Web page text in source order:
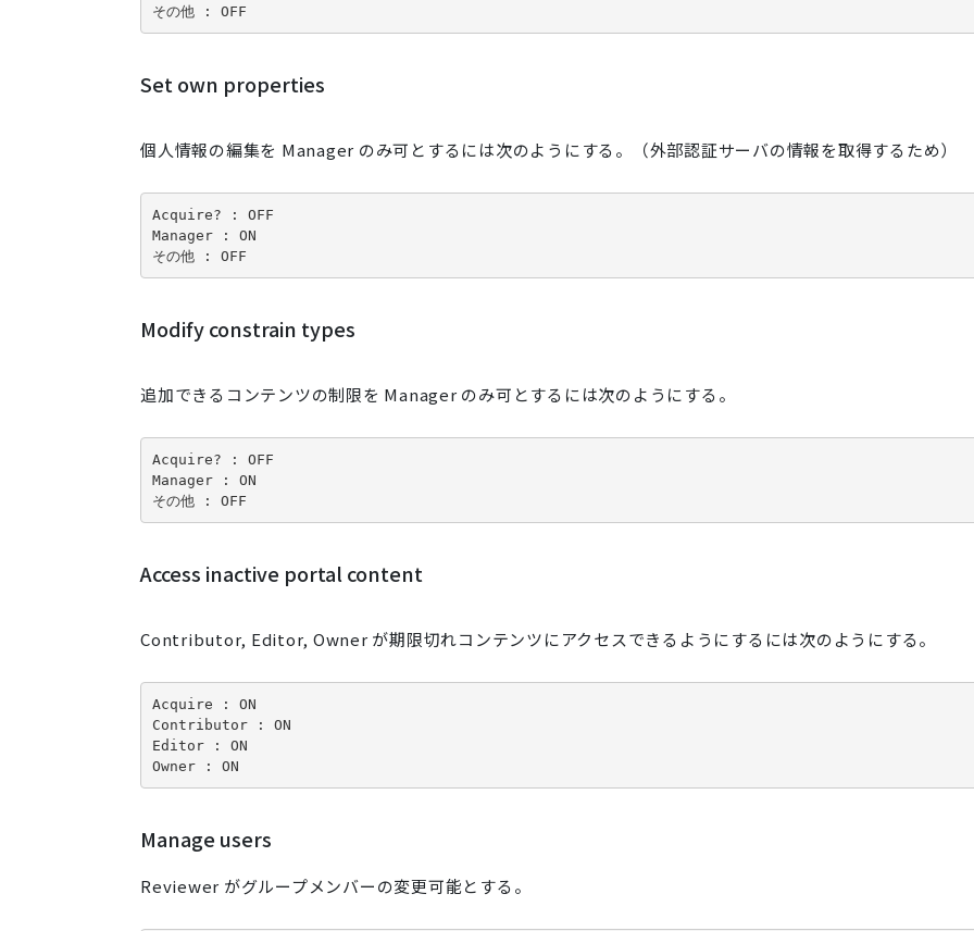
その他 : OFF
Set own properties
個人情報の編集を Manager のみ可とするには次のようにする。（外部認証サーバの情報を取得するため）
Acquire? : OFF
Manager : ON
その他 : OFF
Modify constrain types
追加できるコンテンツの制限を Manager のみ可とするには次のようにする。
Acquire? : OFF
Manager : ON
その他 : OFF
Access inactive portal content
Contributor, Editor, Owner が期限切れコンテンツにアクセスできるようにするには次のようにする。
Acquire : ON
Contributor : ON
Editor : ON
Owner : ON
Manage users
Reviewer がグループメンバーの変更可能とする。